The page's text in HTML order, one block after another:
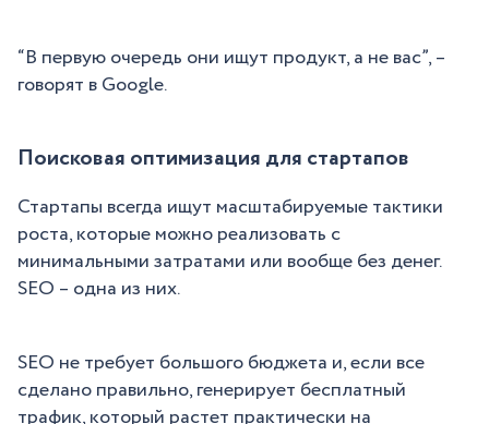
“В первую очередь они ищут продукт, а не вас”, –
говорят в Google.
Поисковая оптимизация для стартапов
Стартапы всегда ищут масштабируемые тактики
роста, которые можно реализовать с
минимальными затратами или вообще без денег.
SEO – одна из них.
SEO не требует большого бюджета и, если все
сделано правильно, генерирует бесплатный
трафик, который растет практически на